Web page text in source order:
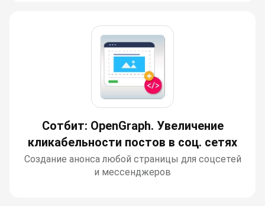
Сотбит: OpenGraph. Увеличение
кликабельности постов в соц. сетях
Создание анонса любой страницы для соцсетей
и мессенджеров